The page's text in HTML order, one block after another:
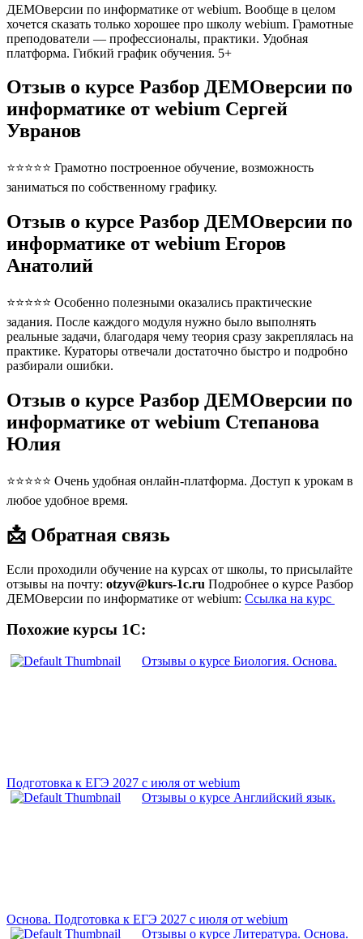
ДЕМОверсии по информатике от webium. Вообще в целом
хочется сказать только хорошее про школу webium. Грамотные
преподователи — профессионалы, практики. Удобная
платформа. Гибкий график обучения. 5+
Отзыв о курсе Разбор ДЕМОверсии по
информатике от webium Сергей
Увранов
⭐⭐⭐⭐⭐ Грамотно построенное обучение, возможность
заниматься по собственному графику.
Отзыв о курсе Разбор ДЕМОверсии по
информатике от webium Егоров
Анатолий
⭐⭐⭐⭐⭐ Особенно полезными оказались практические
задания. После каждого модуля нужно было выполнять
реальные задачи, благодаря чему теория сразу закреплялась на
практике. Кураторы отвечали достаточно быстро и подробно
разбирали ошибки.
Отзыв о курсе Разбор ДЕМОверсии по
информатике от webium Степанова
Юлия
⭐⭐⭐⭐⭐ Очень удобная онлайн-платформа. Доступ к урокам в
любое удобное время.
📩 Обратная связь
Если проходили обучение на курсах от школы, то присылайте
отзывы на почту: otzyv@kurs-1c.ru Подробнее о курсе Разбор
ДЕМОверсии по информатике от webium: Ссылка на курс
Похожие курсы 1С:
Отзывы о курсе Биология. Основа.
Подготовка к ЕГЭ 2027 с июля от webium
Отзывы о курсе Английский язык.
Основа. Подготовка к ЕГЭ 2027 с июля от webium
Отзывы о курсе Литература. Основа.